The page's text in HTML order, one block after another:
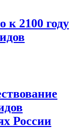
к 2100 году
России